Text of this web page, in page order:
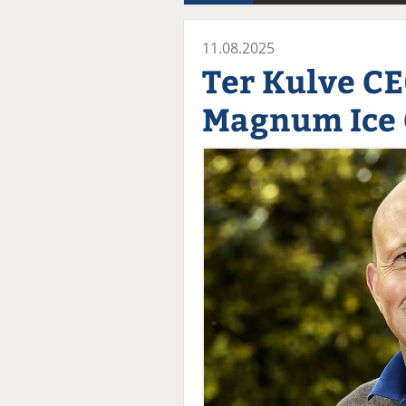
11.08.2025
Ter Kulve
Magnum